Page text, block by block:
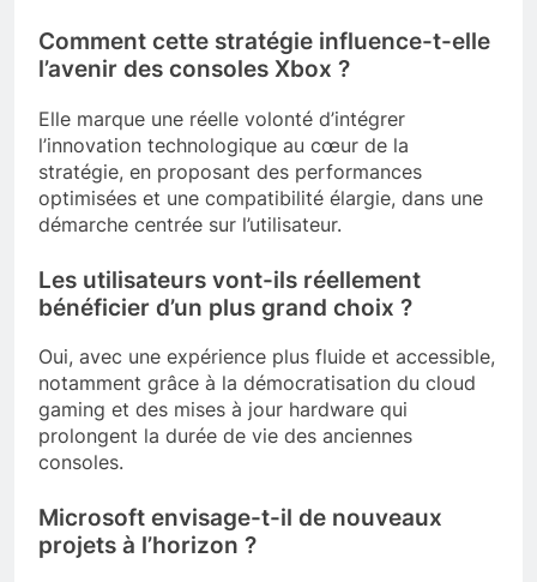
Comment cette stratégie influence-t-elle
l’avenir des consoles Xbox ?
Elle marque une réelle volonté d’intégrer
l’innovation technologique au cœur de la
stratégie, en proposant des performances
optimisées et une compatibilité élargie, dans une
démarche centrée sur l’utilisateur.
Les utilisateurs vont-ils réellement
bénéficier d’un plus grand choix ?
Oui, avec une expérience plus fluide et accessible,
notamment grâce à la démocratisation du cloud
gaming et des mises à jour hardware qui
prolongent la durée de vie des anciennes
consoles.
Microsoft envisage-t-il de nouveaux
projets à l’horizon ?